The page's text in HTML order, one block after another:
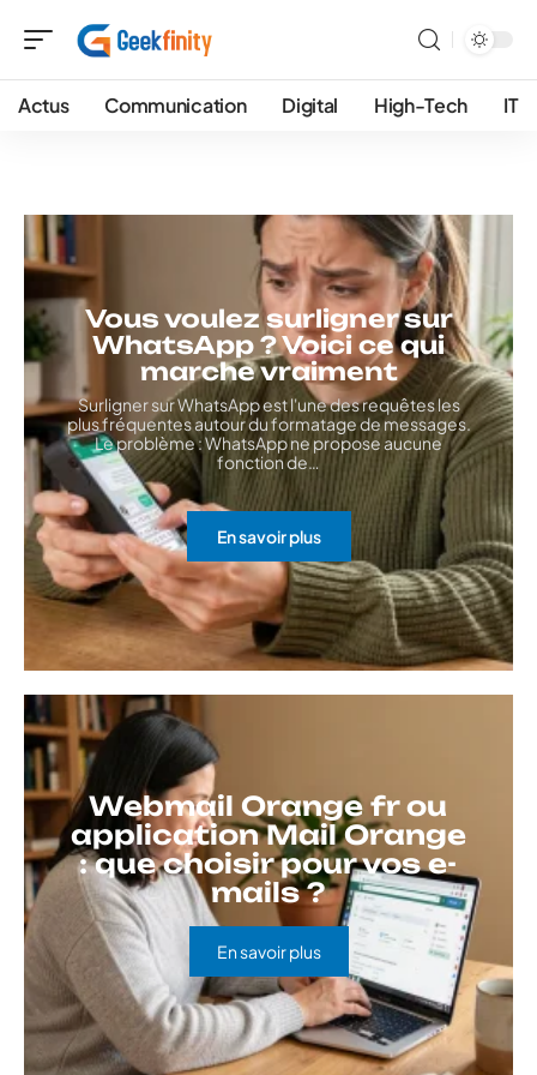
Actus Communication Digital High-Tech IT
Vous voulez surligner sur
WhatsApp ? Voici ce qui
marche vraiment
Surligner sur WhatsApp est l'une des requêtes les
plus fréquentes autour du formatage de messages.
Le problème : WhatsApp ne propose aucune
fonction de …
En savoir plus
Webmail Orange fr ou
application Mail Orange
: que choisir pour vos e-
mails ?
En savoir plus